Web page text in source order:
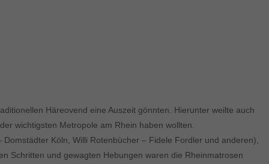
Häreovend eine Auszeit gönnten. Hierunter weilte auch
wichtigsten Metropole am Rhein haben wollten.
Köln, Willi Rotenbücher – Fidele Fordler und anderen),
Schritten und gewagten Hebungen waren die Rheinmatrosen